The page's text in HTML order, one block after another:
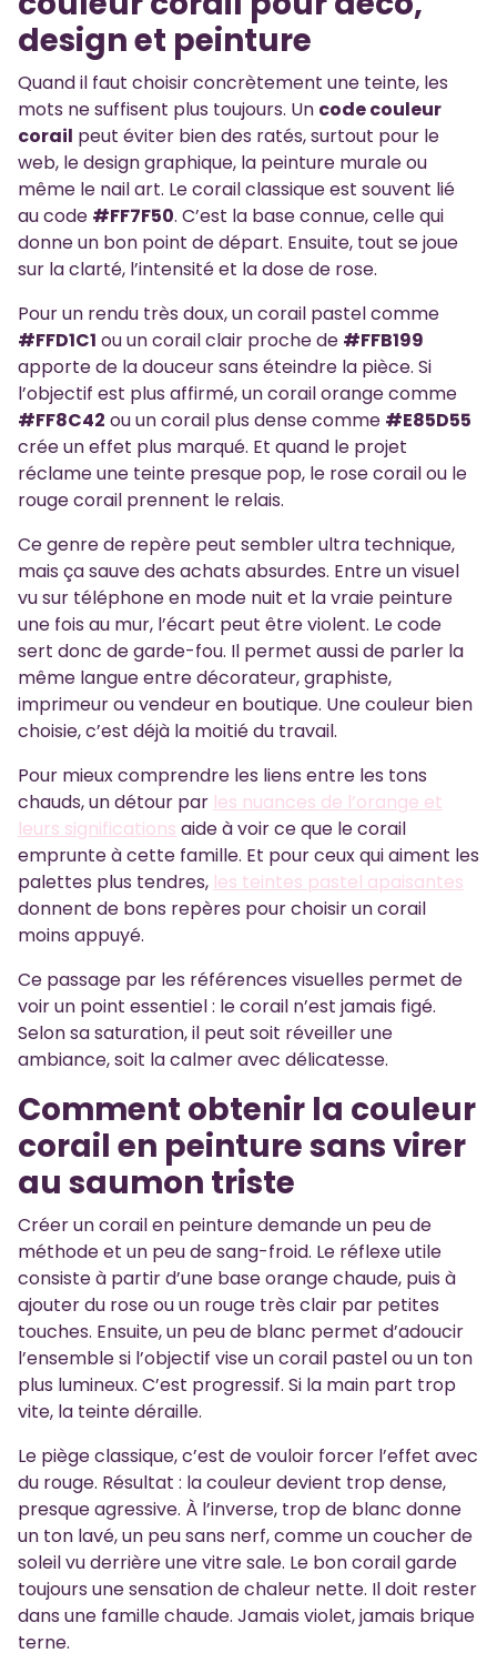
design et peinture
Quand il faut choisir concrètement une teinte, les
mots ne suffisent plus toujours. Un code couleur
corail peut éviter bien des ratés, surtout pour le
web, le design graphique, la peinture murale ou
même le nail art. Le corail classique est souvent lié
au code #FF7F50. C’est la base connue, celle qui
donne un bon point de départ. Ensuite, tout se joue
sur la clarté, l’intensité et la dose de rose.
Pour un rendu très doux, un corail pastel comme
#FFD1C1 ou un corail clair proche de #FFB199
apporte de la douceur sans éteindre la pièce. Si
l’objectif est plus affirmé, un corail orange comme
#FF8C42 ou un corail plus dense comme #E85D55
crée un effet plus marqué. Et quand le projet
réclame une teinte presque pop, le rose corail ou le
rouge corail prennent le relais.
Ce genre de repère peut sembler ultra technique,
mais ça sauve des achats absurdes. Entre un visuel
vu sur téléphone en mode nuit et la vraie peinture
une fois au mur, l’écart peut être violent. Le code
sert donc de garde-fou. Il permet aussi de parler la
même langue entre décorateur, graphiste,
imprimeur ou vendeur en boutique. Une couleur bien
choisie, c’est déjà la moitié du travail.
Pour mieux comprendre les liens entre les tons
chauds, un détour par les nuances de l’orange et
leurs significations aide à voir ce que le corail
emprunte à cette famille. Et pour ceux qui aiment les
palettes plus tendres, les teintes pastel apaisantes
donnent de bons repères pour choisir un corail
moins appuyé.
Ce passage par les références visuelles permet de
voir un point essentiel : le corail n’est jamais figé.
Selon sa saturation, il peut soit réveiller une
ambiance, soit la calmer avec délicatesse.
Comment obtenir la couleur
corail en peinture sans virer
au saumon triste
Créer un corail en peinture demande un peu de
méthode et un peu de sang-froid. Le réflexe utile
consiste à partir d’une base orange chaude, puis à
ajouter du rose ou un rouge très clair par petites
touches. Ensuite, un peu de blanc permet d’adoucir
l’ensemble si l’objectif vise un corail pastel ou un ton
plus lumineux. C’est progressif. Si la main part trop
vite, la teinte déraille.
Le piège classique, c’est de vouloir forcer l’effet avec
du rouge. Résultat : la couleur devient trop dense,
presque agressive. À l’inverse, trop de blanc donne
un ton lavé, un peu sans nerf, comme un coucher de
soleil vu derrière une vitre sale. Le bon corail garde
toujours une sensation de chaleur nette. Il doit rester
dans une famille chaude. Jamais violet, jamais brique
terne.